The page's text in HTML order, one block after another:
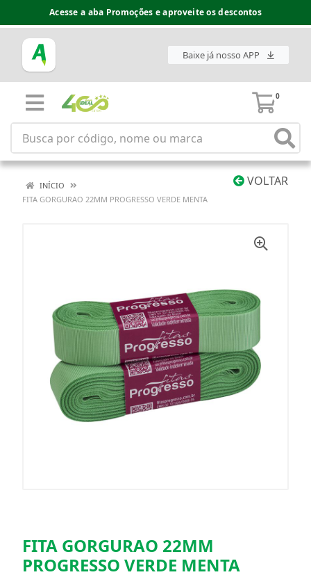
Acesse a aba Promoções e aproveite os descontos
Baixe já nosso APP
0
VOLTAR
INÍCIO
FITA GORGURAO 22MM PROGRESSO VERDE MENTA
FITA GORGURAO 22MM
PROGRESSO VERDE MENTA